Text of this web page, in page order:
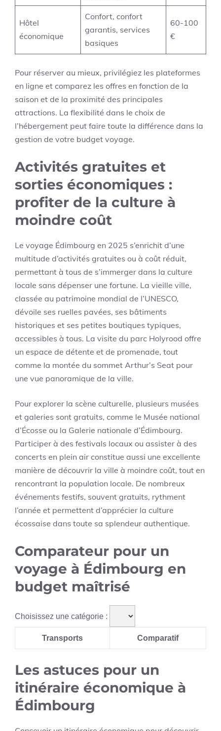
Hôtel
économique
Confort, confort
garantis, services
basiques
60-100
€
Pour réserver au mieux, privilégiez les plateformes
en ligne et comparez les offres en fonction de la
saison et de la proximité des principales
attractions. La flexibilité dans le choix de
l’hébergement peut faire toute la différence dans la
gestion de votre budget voyage.
Activités gratuites et
sorties économiques :
profiter de la culture à
moindre coût
Le voyage Édimbourg en 2025 s’enrichit d’une
multitude d’activités gratuites ou à coût réduit,
permettant à tous de s’immerger dans la culture
locale sans dépenser une fortune. La vieille ville,
classée au patrimoine mondial de l’UNESCO,
dévoile ses ruelles pavées, ses bâtiments
historiques et ses petites boutiques typiques,
accessibles à tous. La visite du parc Holyrood offre
un espace de détente et de promenade, tout
comme la montée du sommet Arthur’s Seat pour
une vue panoramique de la ville.
Pour explorer la scène culturelle, plusieurs musées
et galeries sont gratuits, comme le Musée national
d’Écosse ou la Galerie nationale d’Édimbourg.
Participer à des festivals locaux ou assister à des
concerts en plein air constitue aussi une excellente
manière de découvrir la ville à moindre coût, tout en
rencontrant la population locale. De nombreux
événements festifs, souvent gratuits, rythment
l’année et permettent d’apprécier la culture
écossaise dans toute sa splendeur authentique.
Comparateur pour un
voyage à Édimbourg en
budget maîtrisé
Choisissez une catégorie :
Transports Comparatif
Les astuces pour un
itinéraire économique à
Édimbourg